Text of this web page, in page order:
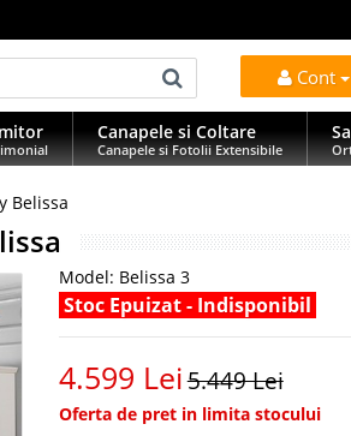
Cont
Canapele si Coltare
Canapele si Fotolii Extensibile
Belissa
Model: Belissa 3
Stoc Epuizat - Indisponibil
4.599 Lei5.449 Lei
Oferta de pret in limita stocului